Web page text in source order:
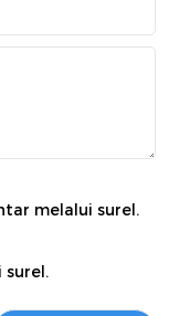
melalui surel.
surel.